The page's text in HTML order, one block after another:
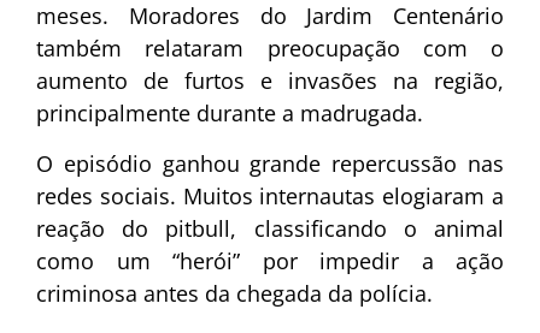
meses. Moradores do Jardim Centenário
também relataram preocupação com o
aumento de furtos e invasões na região,
principalmente durante a madrugada.
O episódio ganhou grande repercussão nas
redes sociais. Muitos internautas elogiaram a
reação do pitbull, classificando o animal
como um “herói” por impedir a ação
criminosa antes da chegada da polícia.